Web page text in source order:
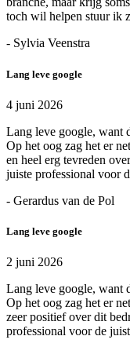
toch wil helpen stuur ik
- Sylvia Veenstra
Lang leve google
4 juni 2026
Lang leve google, want
Op het oog zag het er
en heel erg tevreden
juiste professional voor
- Gerardus van de Pol
Lang leve google
2 juni 2026
Lang leve google, want
Op het oog zag het er
zeer positief over dit
professional voor de